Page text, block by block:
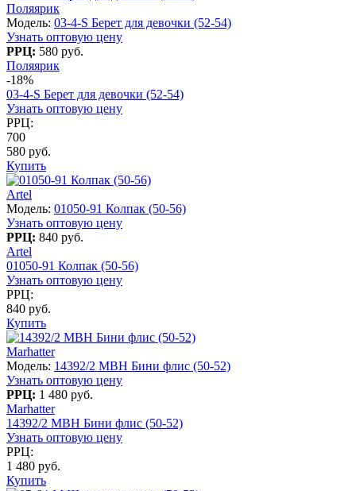
Поляярик
Модель: 03-4-S Берет для девочки (52-54)
Узнать оптовую цену
РРЦ: 580 руб.
Поляярик
-18%
03-4-S Берет для девочки (52-54)
Узнать оптовую цену
РРЦ:
700
580 руб.
Купить
Artel
Модель: 01050-91 Колпак (50-56)
Узнать оптовую цену
РРЦ: 840 руб.
Artel
01050-91 Колпак (50-56)
Узнать оптовую цену
РРЦ:
840 руб.
Купить
Marhatter
Модель: 14392/2 MBH Бини флис (50-52)
Узнать оптовую цену
РРЦ: 1 480 руб.
Marhatter
14392/2 MBH Бини флис (50-52)
Узнать оптовую цену
РРЦ:
1 480 руб.
Купить